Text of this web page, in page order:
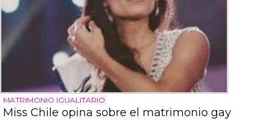
MATRIMONIO IGUALITARIO
Miss Chile opina sobre el matrimonio gay